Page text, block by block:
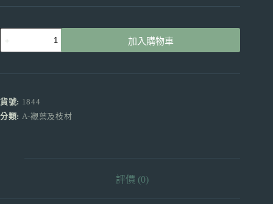
地
灣
10
枝
加入購物車
貨號: 1844
分類: A-襯葉及枝材
評價 (0)